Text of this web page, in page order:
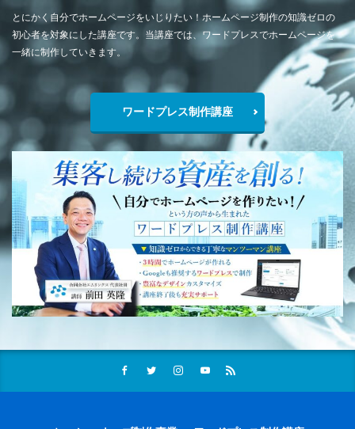
とにかく自分でホームページをいじりたい！ホームページ制作の知識ゼロの
初心者を対象にした講座です。当講座では、ワードプレスでホームページを
一緒に制作していきます。
ワードプレス制作講座